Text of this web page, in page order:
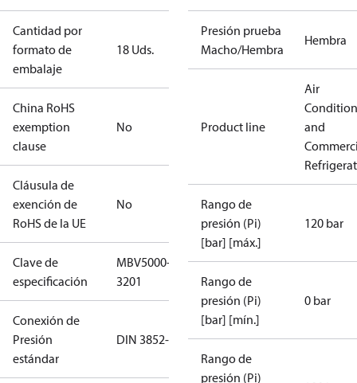
Cantidad por
formato de
embalaje
18 Uds.
China RoHS
exemption
clause
No
Cláusula de
exención de
RoHS de la UE
No
Clave de
especificación
MBV5000-
3201
Conexión de
Presión
estándar
DIN 3852-E
Presión prueba
Macho/Hembra
Hembra
Product line
Air
and
Rango de
presión (Pi)
[bar] [máx.]
120 bar
Rango de
presión (Pi)
[bar] [mín.]
0 bar
Rango de
presión (Pi)